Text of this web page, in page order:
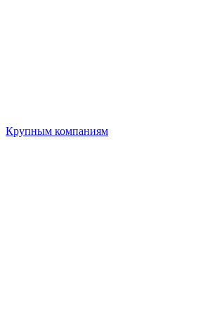
Крупным компаниям